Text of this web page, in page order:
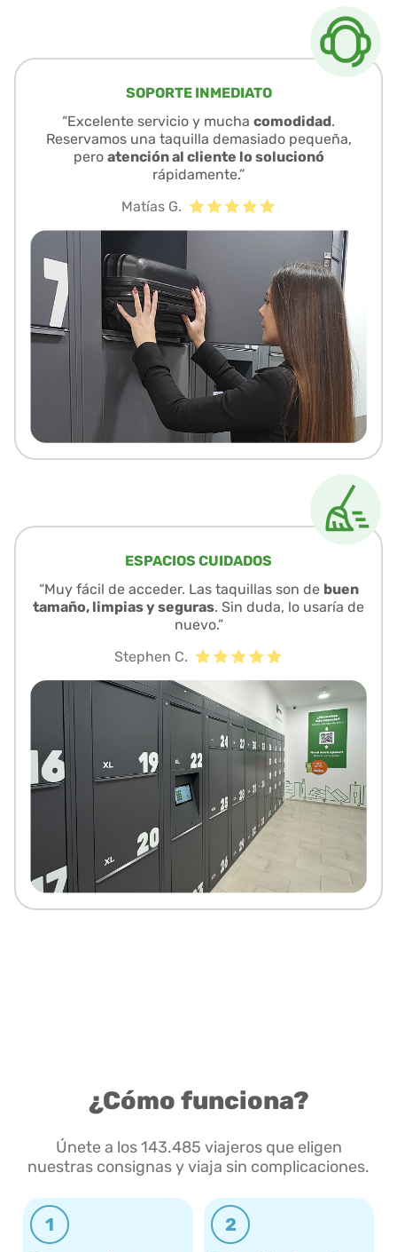
SOPORTE INMEDIATO
“Excelente servicio y mucha comodidad.
Reservamos una taquilla demasiado pequeña,
pero atención al cliente lo solucionó
rápidamente.”
Matías G.
ESPACIOS CUIDADOS
“Muy fácil de acceder. Las taquillas son de buen
tamaño, limpias y seguras. Sin duda, lo usaría de
nuevo.”
Stephen C.
¿Cómo funciona?
Únete a los 143.485 viajeros que eligen
nuestras consignas y viaja sin complicaciones.
1 2